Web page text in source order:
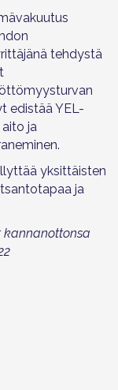
tehdystä
edistää YEL-
ja
yksittäisten
ja
kannanottonsa